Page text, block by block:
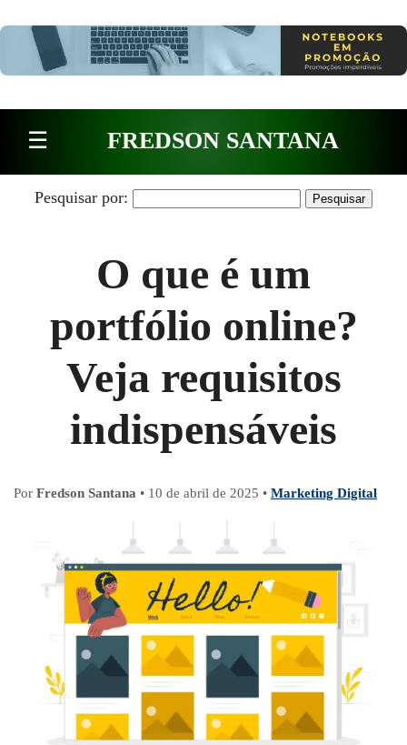
☰ FREDSON SANTANA
Pesquisar por:
O que é um
portfólio online?
Veja requisitos
indispensáveis
Por Fredson Santana • 10 de abril de 2025 • Marketing Digital